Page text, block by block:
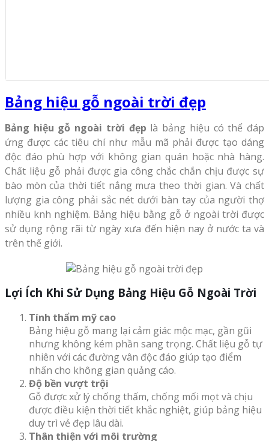
Bảng hiệu gỗ ngoài trời đẹp
Bảng hiệu gỗ ngoài trời đẹp là bảng hiệu có thể đáp
ứng được các tiêu chí như mẫu mã phải được tạo dáng
độc đáo phù hợp với không gian quán hoặc nhà hàng.
Chất liệu gỗ phải được gia công chắc chắn chịu được sự
bào mòn của thời tiết nắng mưa theo thời gian. Và chất
lượng gia công phải sắc nét dưới bàn tay của người thợ
nhiều knh nghiệm. Bảng hiệu bằng gỗ ở ngoài trời được
sử dụng rộng rãi từ ngày xưa đến hiện nay ở nước ta và
trên thế giới.
Lợi Ích Khi Sử Dụng Bảng Hiệu Gỗ Ngoài Trời
Tính thẩm mỹ cao
Bảng hiệu gỗ mang lại cảm giác mộc mạc, gần gũi
nhưng không kém phần sang trọng. Chất liệu gỗ tự
nhiên với các đường vân độc đáo giúp tạo điểm
nhấn cho không gian quảng cáo.
Độ bền vượt trội
Gỗ được xử lý chống thấm, chống mối mọt và chịu
được điều kiện thời tiết khắc nghiệt, giúp bảng hiệu
duy trì vẻ đẹp lâu dài.
Thân thiện với môi trường